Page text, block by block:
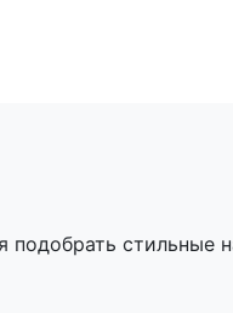
стильные